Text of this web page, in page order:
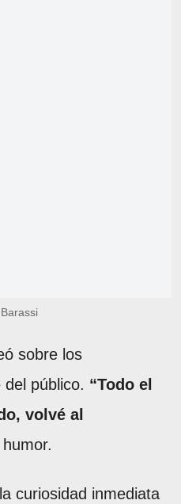
sobre los
público. “Todo el
volvé al
curiosidad inmediata